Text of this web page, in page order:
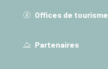
Offices de tourisme
Partenaires